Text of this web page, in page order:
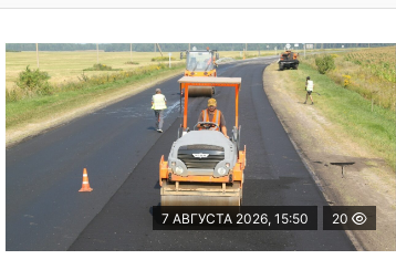
7 АВГУСТА 2026, 15:50 20